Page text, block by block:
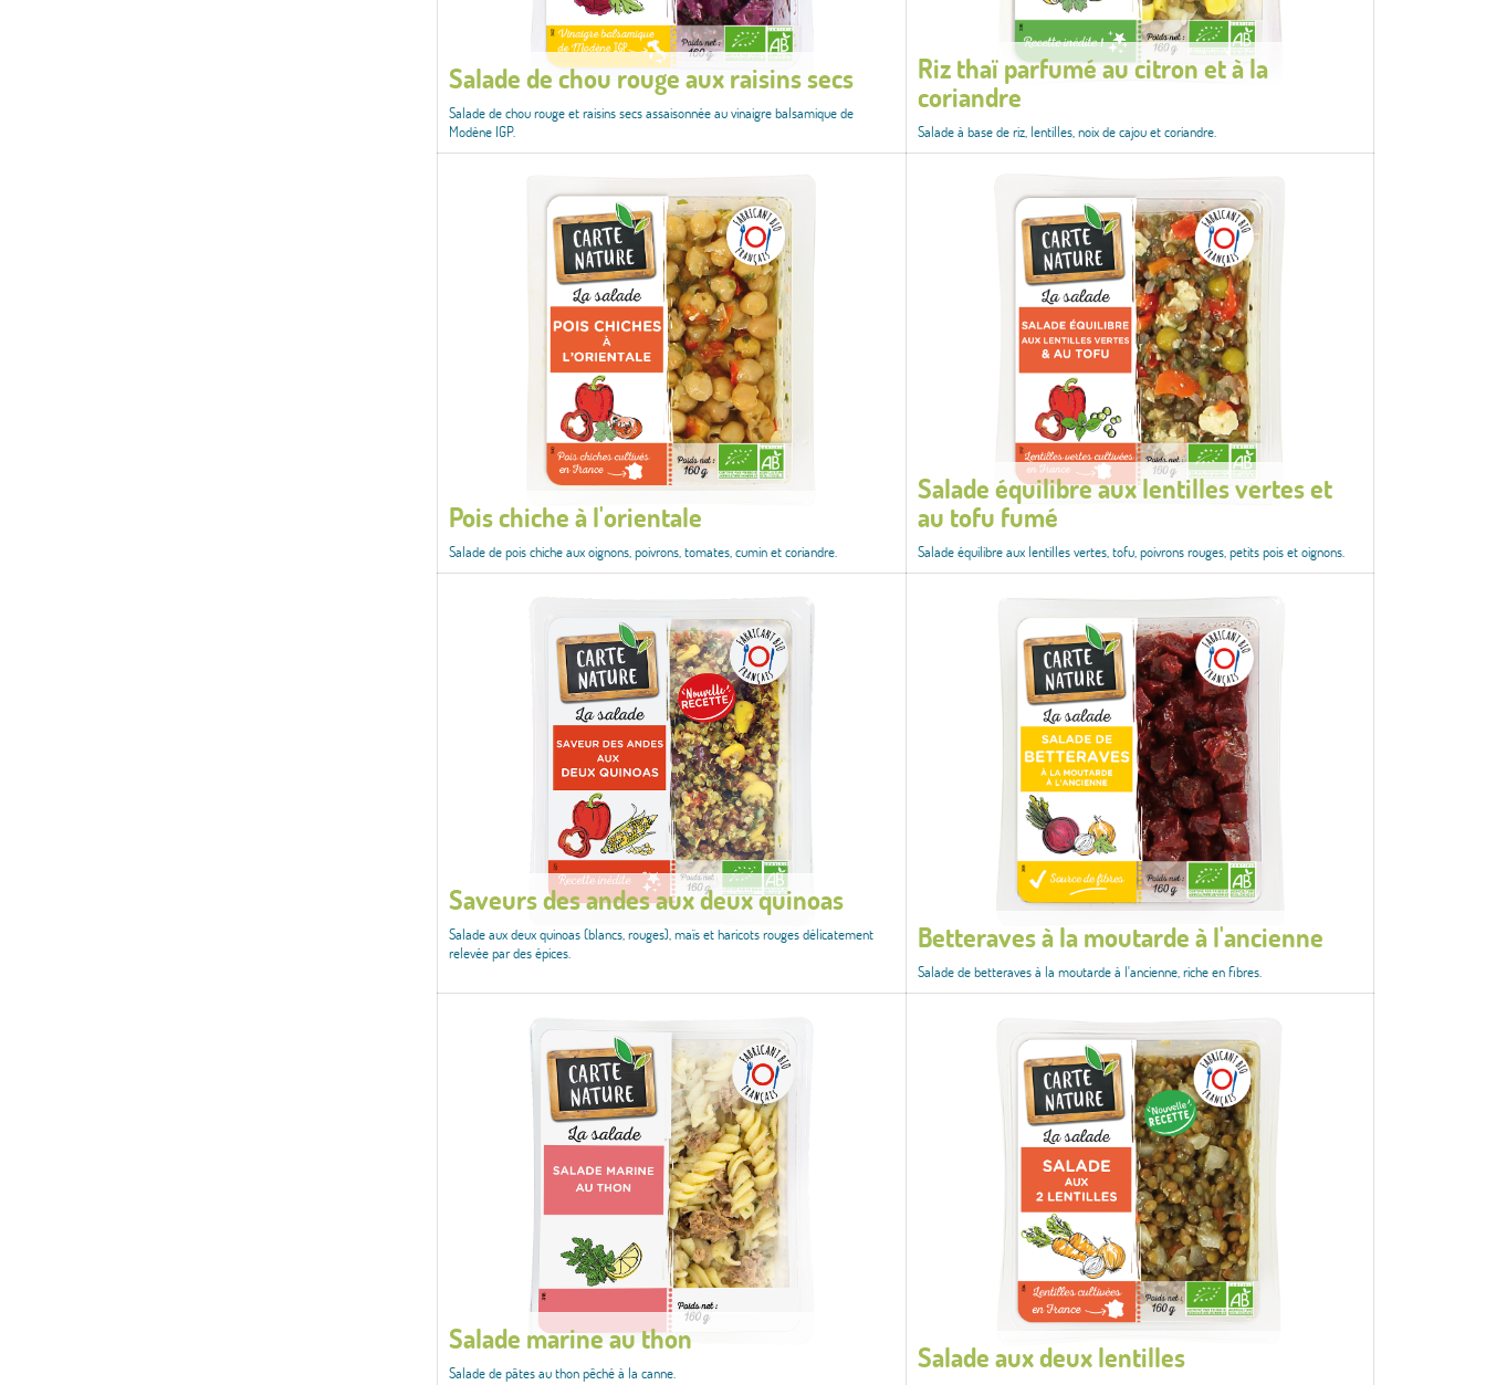
Salade de chou rouge aux raisins secs
Salade de chou rouge et raisins secs assaisonnée au vinaigre balsamique de
Modène IGP.
Riz thaï parfumé au citron et à la
coriandre
Salade à base de riz, lentilles, noix de cajou et coriandre.
Pois chiche à l'orientale
Salade de pois chiche aux oignons, poivrons, tomates, cumin et coriandre.
Salade équilibre aux lentilles vertes et
au tofu fumé
Salade équilibre aux lentilles vertes, tofu, poivrons rouges, petits pois et oignons.
Saveurs des andes aux deux quinoas
Salade aux deux quinoas (blancs, rouges), maïs et haricots rouges délicatement
relevée par des épices.
Betteraves à la moutarde à l'ancienne
Salade de betteraves à la moutarde à l'ancienne, riche en fibres.
Salade marine au thon
Salade de pâtes au thon pêché à la canne. Salade aux deux lentilles